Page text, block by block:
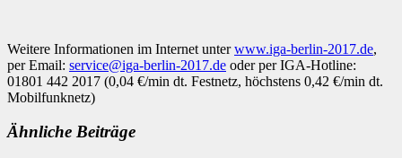
Weitere Informationen im Internet unterwww.iga-berlin-2017.de,
per Email: service@iga-berlin-2017.de oder per IGA-Hotline:
01801 442 2017 (0,04 €/min dt. Festnetz, höchstens 0,42 €/min dt.
Mobilfunknetz)
Ähnliche Beiträge